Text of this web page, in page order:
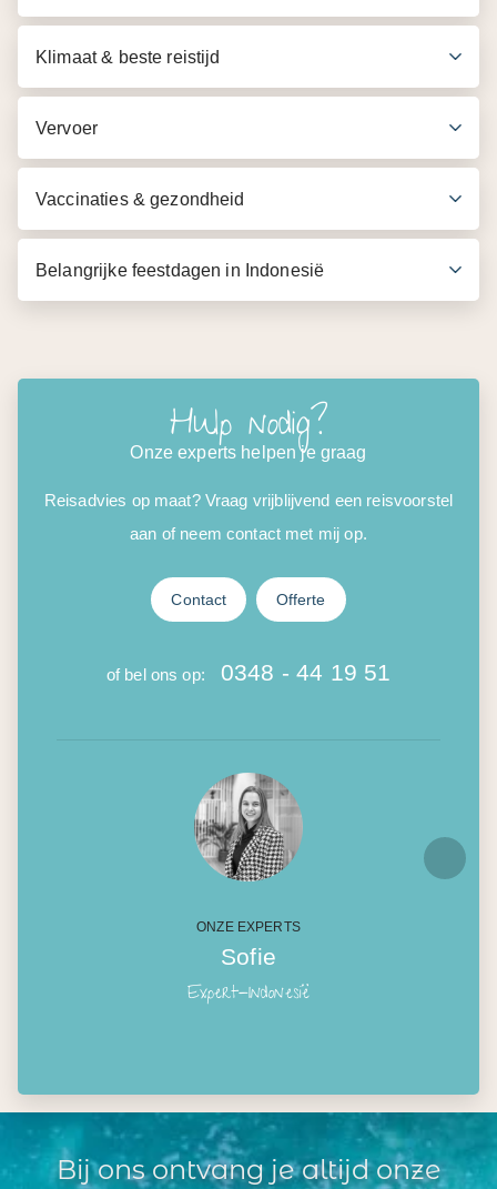
7 overnachtingen in een Deluxe kamer
Dagelijks ontbijt
Nederlandssprekende reisleiding
** De reisbescheiden staan vanaf 2 weken voor vertrek
klaar op MIJN333
Klimaat & beste reistijd
Vervoer
Vaccinaties & gezondheid
Belangrijke feestdagen in Indonesië
Hulp nodig?
Onze experts helpen je graag
Reisadvies op maat? Vraag vrijblijvend een reisvoorstel
aan of neem contact met mij op.
Contact Offerte
of bel ons op: 0348 - 44 19 51
ONZE EXPERTS
Sofie
Expert-Indonesië
Bij ons ontvang je altijd onze